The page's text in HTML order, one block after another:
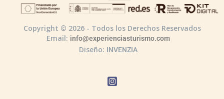
Copyright © 2026 - Todos los Derechos Reservados
Email: info@experienciasturismo.com
Diseño: INVENZIA